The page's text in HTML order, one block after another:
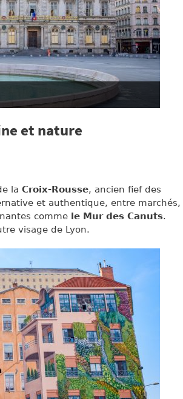
et nature
la Croix-Rousse, ancien fief des
et authentique, entre marchés,
comme le Mur des Canuts.
visage de Lyon.